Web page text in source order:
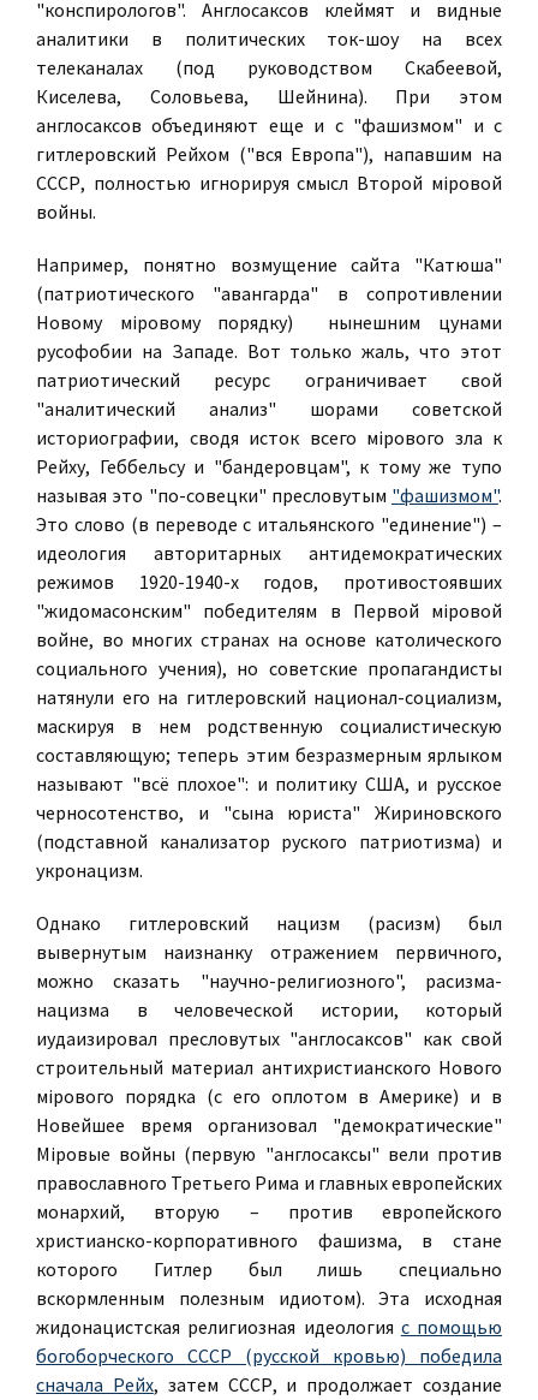
"конспирологов". Англосаксов клеймят и видные
аналитики в политических ток-шоу на всех
телеканалах (под руководством Скабеевой,
Киселева, Соловьева, Шейнина). При этом
англосаксов объединяют еще и с "фашизмом" и с
гитлеровский Рейхом ("вся Европа"), напавшим на
СССР, полностью игнорируя смысл Второй мiровой
войны.
Например, понятно возмущение сайта "Катюша"
(патриотического "авангарда" в сопротивлении
Новому мiровому порядку) нынешним цунами
русофобии на Западе. Вот только жаль, что этот
патриотический ресурс ограничивает свой
"аналитический анализ" шорами советской
историографии, сводя исток всего мiрового зла к
Рейху, Геббельсу и "бандеровцам", к тому же тупо
называя это "по-совецки" пресловутым "фашизмом".
Это слово (в переводе с итальянского "единение") –
идеология авторитарных антидемократических
режимов 1920-1940-х годов, противостоявших
"жидомасонским" победителям в Первой мiровой
войне, во многих странах на основе католического
социального учения), но советские пропагандисты
натянули его на гитлеровский национал-социализм,
маскируя в нем родственную социалистическую
составляющую; теперь этим безразмерным ярлыком
называют "всё плохое": и политику США, и русское
черносотенство, и "сына юриста" Жириновского
(подставной канализатор руского патриотизма) и
укронацизм.
Однако гитлеровский нацизм (расизм) был
вывернутым наизнанку отражением первичного,
можно сказать "научно-религиозного", расизма-
нацизма в человеческой истории, который
иудаизировал пресловутых "англосаксов" как свой
строительный материал антихристианского Нового
мiрового порядка (с его оплотом в Америке) и в
Новейшее время организовал "демократические"
Мiровые войны (первую "англосаксы" вели против
православного Третьего Рима и главных европейских
монархий, вторую – против европейского
христианско-корпоративного фашизма, в стане
которого Гитлер был лишь специально
вскормленным полезным идиотом). Эта исходная
жидонацистская религиозная идеология с помощью
богоборческого СССР (русской кровью) победила
сначала Рейх, затем СССР, и продолжает создание